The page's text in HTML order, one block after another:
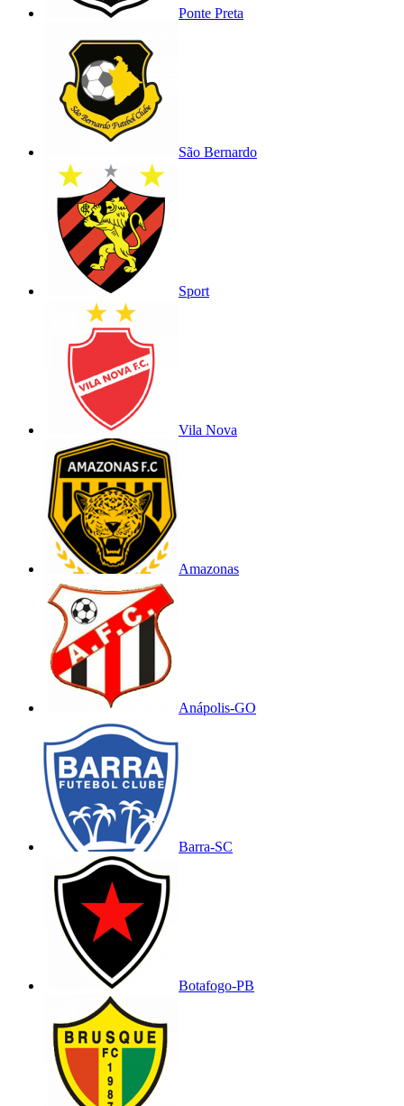
Ponte Preta
São Bernardo
Sport
Vila Nova
Amazonas
Anápolis-GO
Barra-SC
Botafogo-PB